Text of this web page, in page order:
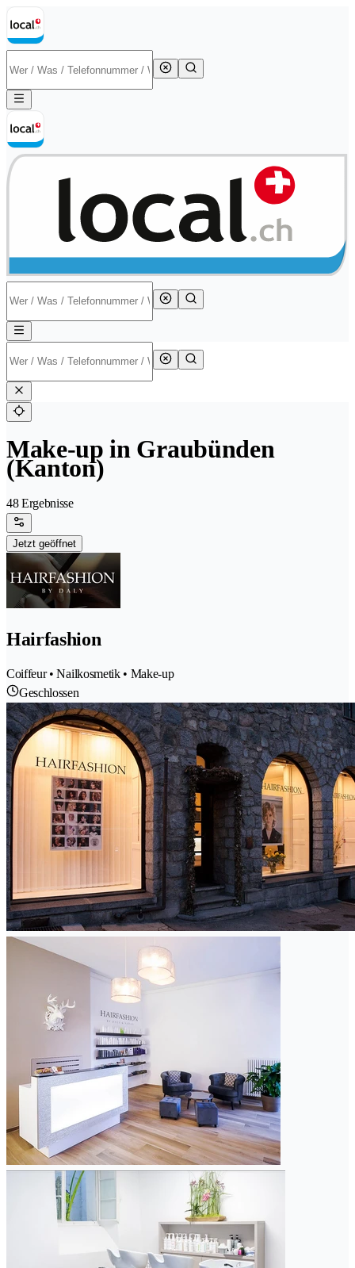
Make-up in Graubünden
(Kanton)
48 Ergebnisse
Jetzt geöffnet
Hairfashion
Coiffeur • Nailkosmetik • Make-up
Geschlossen